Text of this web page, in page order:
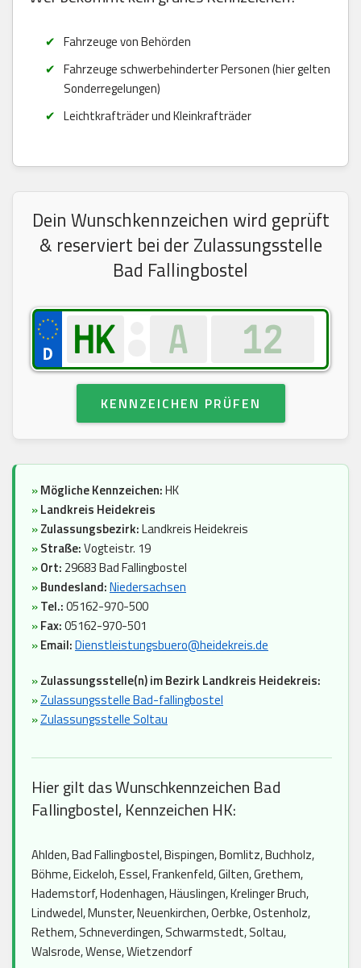
Fahrzeuge von Behörden
Fahrzeuge schwerbehinderter Personen (hier gelten
Sonderregelungen)
Leichtkrafträder und Kleinkrafträder
Dein Wunschkennzeichen wird geprüft
& reserviert bei der Zulassungsstelle
Bad Fallingbostel
KENNZEICHEN PRÜFEN
»Mögliche Kennzeichen:HK
»Landkreis Heidekreis
»Zulassungsbezirk:Landkreis Heidekreis
»Straße:Vogteistr. 19
»Ort: 29683 Bad Fallingbostel
»Bundesland:Niedersachsen
»Tel.:05162-970-500
»Fax:05162-970-501
»Email:Dienstleistungsbuero@heidekreis.de
»Zulassungsstelle(n) im Bezirk Landkreis Heidekreis:
»Zulassungsstelle Bad-fallingbostel
»Zulassungsstelle Soltau
Hier gilt das Wunschkennzeichen Bad
Fallingbostel, Kennzeichen HK:
Ahlden, Bad Fallingbostel, Bispingen, Bomlitz, Buchholz,
Böhme, Eickeloh, Essel, Frankenfeld, Gilten, Grethem,
Hademstorf, Hodenhagen, Häuslingen, Krelinger Bruch,
Lindwedel, Munster, Neuenkirchen, Oerbke, Ostenholz,
Rethem, Schneverdingen, Schwarmstedt, Soltau,
Walsrode, Wense, Wietzendorf